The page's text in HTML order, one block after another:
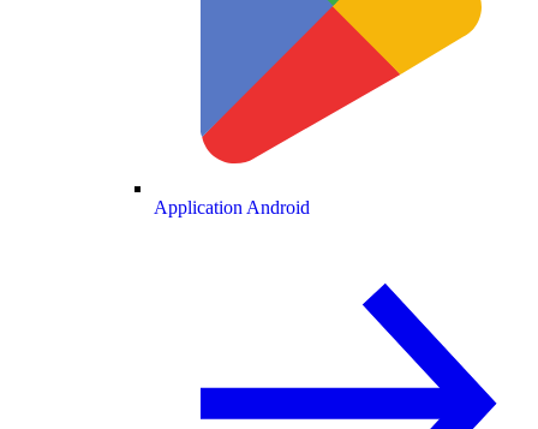
Application Android